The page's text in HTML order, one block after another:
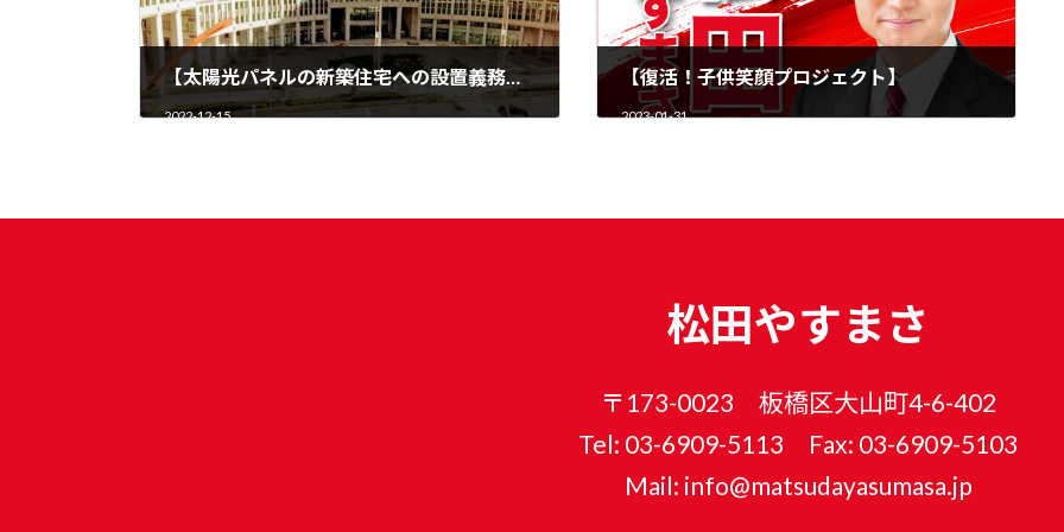
【太陽光パネルの新築住宅への設置義務化に反対しました】
2022-12-15
【復活！子供笑顔プロジェクト】
2023-01-31
松田やすまさ
〒173-0023 板橋区大山町4-6-402
Tel: 03-6909-5113 Fax: 03-6909-5103
Mail: info@matsudayasumasa.jp